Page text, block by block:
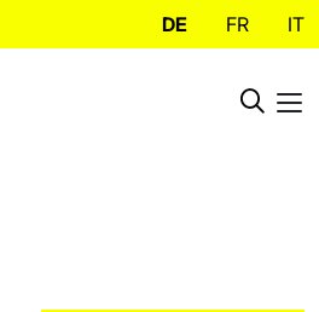
DE FR IT